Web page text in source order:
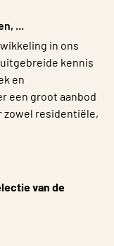
...
in ons
kennis
en
een groot aanbod
zowel residentiële,
van de